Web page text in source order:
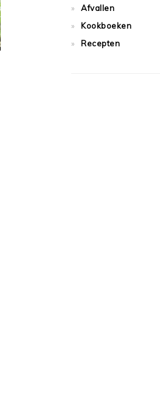
Afvallen
Kookboeken
Recepten